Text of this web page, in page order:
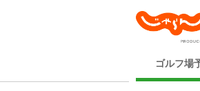
ゴルフ場